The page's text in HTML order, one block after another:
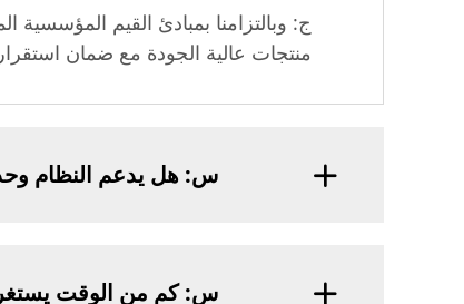
ج: وبالتزامنا بمبادئ القيم
منتجات عالية الجودة مع ضمان
س: هل يدعم النظام
س: كم من الوقت